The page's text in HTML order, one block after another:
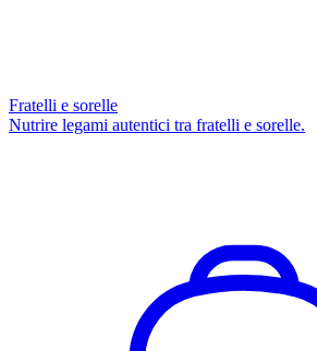
Fratelli e sorelle
Nutrire legami autentici tra fratelli e sorelle.